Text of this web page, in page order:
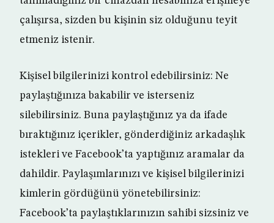
çalışırsa, sizden bu kişinin siz olduğunu teyit
etmeniz istenir.
Kişisel bilgilerinizi kontrol edebilirsiniz: Ne
paylaştığınıza bakabilir ve isterseniz
silebilirsiniz. Buna paylaştığınız ya da ifade
bıraktığınız içerikler, gönderdiğiniz arkadaşlık
istekleri ve Facebook’ta yaptığınız aramalar da
dahildir. Paylaşımlarınızı ve kişisel bilgilerinizi
kimlerin gördüğünü yönetebilirsiniz:
Facebook’ta paylaştıklarınızın sahibi sizsiniz ve